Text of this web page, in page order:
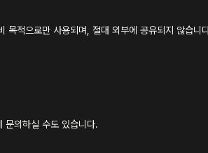
목적으로만 사용되며, 절대 외부에 공유되지 않습니
문의하실 수도 있습니다.